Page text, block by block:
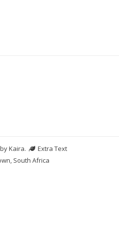
Kaira.
Extra Text
South Africa